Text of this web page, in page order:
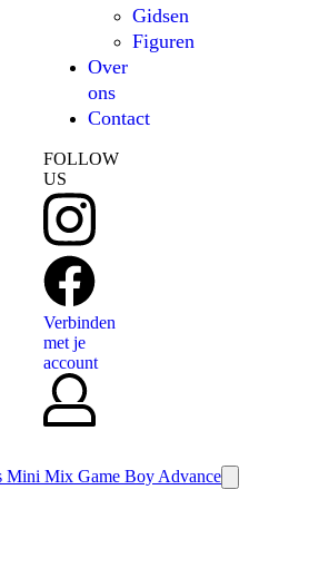
Gidsen
Figuren
Over
ons
Contact
FOLLOW
US
Verbinden
met je
account